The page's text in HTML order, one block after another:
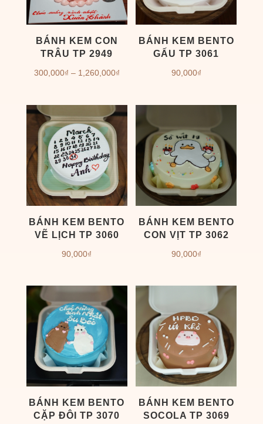
BÁNH KEM CON
TRÂU TP 2949
300,000₫ – 1,260,000₫Khoảng
từ
300,000₫
1,260,000₫
BÁNH KEM BENTO
GẤU TP 3061
90,000₫
BÁNH KEM BENTO
VẼ LỊCH TP 3060
90,000₫
BÁNH KEM BENTO
CON VỊT TP 3062
90,000₫
BÁNH KEM BENTO
CẶP ĐÔI TP 3070
BÁNH KEM BENTO
SOCOLA TP 3069